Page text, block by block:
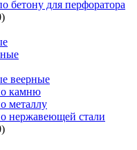
бетону для перфоратора
веерные
камню
металлу
нержавеющей стали